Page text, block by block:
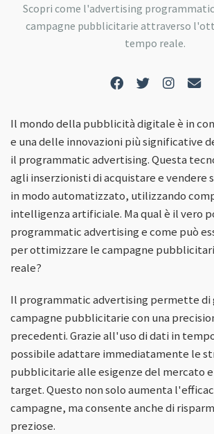
Scopri come l'advertising
campagne pubblicitarie attraverso
tempo reale.
Il mondo della pubblicità digitale è in
e una delle innovazioni più significative
il programmatic advertising. Questa
agli inserzionisti di acquistare e
in modo automatizzato, utilizzando
intelligenza artificiale. Ma qual è il vero
programmatic advertising e come può
per ottimizzare le campagne
reale?
Il programmatic advertising permette di
campagne pubblicitarie con una
precedenti. Grazie all'uso di dati in
possibile adattare immediatamente le
pubblicitarie alle esigenze del mercato
target. Questo non solo aumenta
campagne, ma consente anche di
preziose.